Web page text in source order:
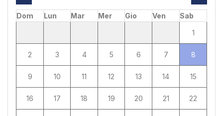
Dom Lun Mar Mer Gio Ven
Sab
1
2 3 4 5 6 7 8
9 10 11 12 13 14 15
16 17 18 19 20 21 22